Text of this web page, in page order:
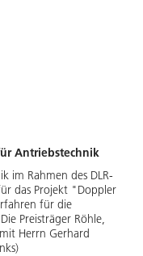
Antriebstechnik
im Rahmen des DLR-
das Projekt "Doppler
für die
Preisträger Röhle,
Herrn Gerhard